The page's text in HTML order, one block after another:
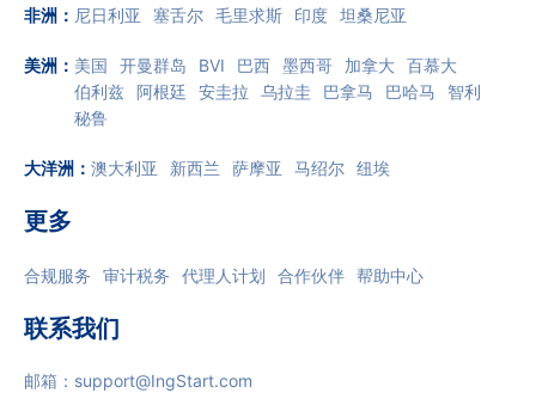
非洲 ： 尼日利亚 塞舌尔 毛里求斯 印度 坦桑尼亚
美洲 ： 美国 开曼群岛 BVI 巴西 墨西哥 加拿大
百慕大
伯利兹 阿根廷 安圭拉 乌拉圭 巴拿马 巴哈马
智利
秘鲁
大洋洲 ： 澳大利亚 新西兰 萨摩亚 马绍尔 纽埃
更多
合规服务 审计税务 代理人计划 合作伙伴 帮助中心
联系我们
邮箱： support@IngStart.com